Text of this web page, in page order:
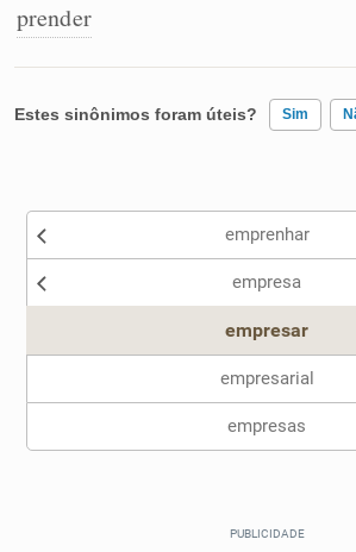
Caça-palavras
prender
Estes sinônimos foram úteis? Sim
Nenhum dos sinônimos apresentados
emprenhar
empresa
empresar
empresarial
empresas